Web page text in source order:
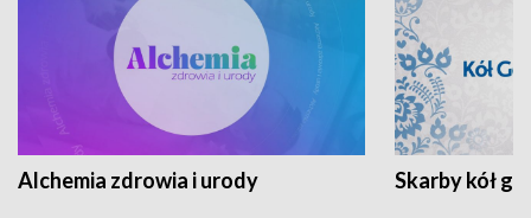
Alchemia zdrowia i urody Skarby kół